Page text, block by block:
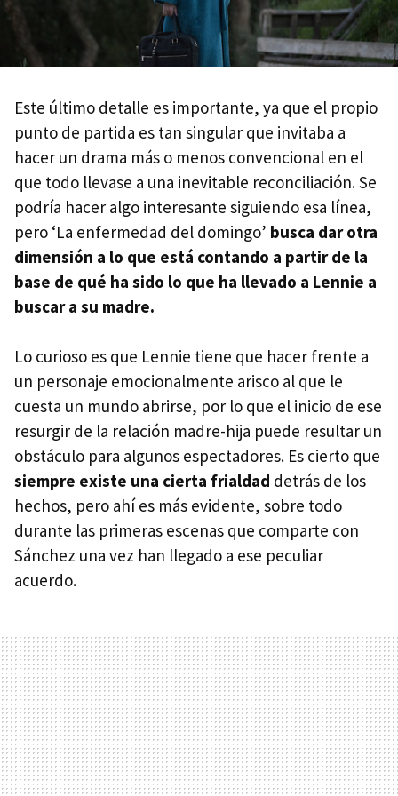
Este último detalle es importante, ya que el propio
punto de partida es tan singular que invitaba a
hacer un drama más o menos convencional en el
que todo llevase a una inevitable reconciliación. Se
podría hacer algo interesante siguiendo esa línea,
pero ‘La enfermedad del domingo’ busca dar otra
dimensión a lo que está contando a partir de la
base de qué ha sido lo que ha llevado a Lennie a
buscar a su madre.
Lo curioso es que Lennie tiene que hacer frente a
un personaje emocionalmente arisco al que le
cuesta un mundo abrirse, por lo que el inicio de ese
resurgir de la relación madre-hija puede resultar un
obstáculo para algunos espectadores. Es cierto que
siempre existe una cierta frialdad detrás de los
hechos, pero ahí es más evidente, sobre todo
durante las primeras escenas que comparte con
Sánchez una vez han llegado a ese peculiar
acuerdo.